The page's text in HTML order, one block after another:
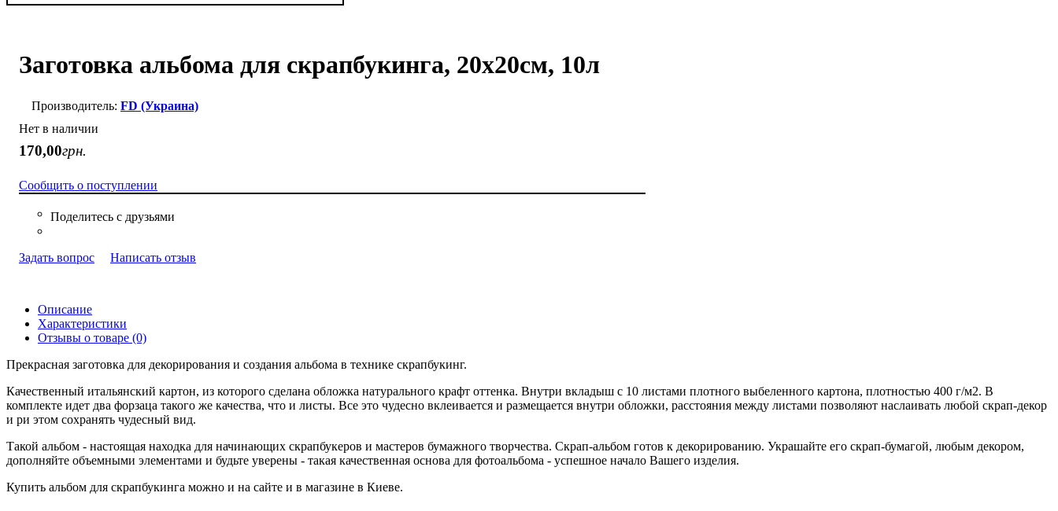
Заготовка альбома для скрапбукинга, 20х20см, 10л
FD (Украина)
Нет в наличии
170,00грн.
Сообщить о поступлении
Задать вопрос Написать отзыв
Описание
Характеристики
Отзывы о товаре (0)
Прекрасная заготовка для декорирования и создания альбома в технике скрапбукинг.
Качественный итальянский картон, из которого сделана обложка натурального крафт оттенка. Внутри вкладыш с 10 листами плотного выбеленного картона, плотностью 400 г/м2. В
комплекте идет два форзаца такого же качества, что и листы. Все это чудесно вклеивается и размещается внутри обложки, расстояния между листами позволяют наслаивать любой скрап-декор
и ри этом сохранять чудесный вид.
Такой альбом - настоящая находка для начинающих скрапбукеров и мастеров бумажного творчества. Скрап-альбом готов к декорированию. Украшайте его скрап-бумагой, любым декором,
дополняйте объемными элементами и будьте уверены - такая качественная основа для фотоальбома - успешное начало Вашего изделия.
Купить альбом для скрапбукинга можно и на сайте и в магазине в Киеве.